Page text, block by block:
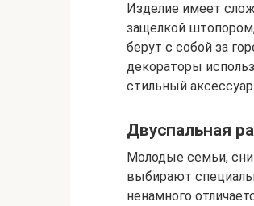
Изделие имеет
защелкой
берут с собой за
декораторы
стильный
Двуспальная
Молодые семьи,
выбирают
ненамного